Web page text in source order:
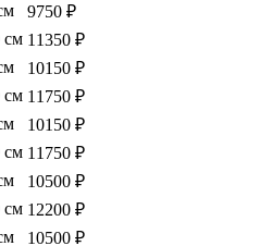
9750 ₽
см 11350 ₽
10150 ₽
см 11750 ₽
10150 ₽
см 11750 ₽
10500 ₽
см 12200 ₽
10500 ₽